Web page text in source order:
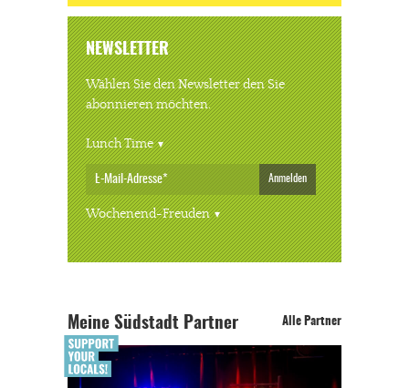
NEWSLETTER
Wählen Sie den Newsletter den Sie
abonnieren möchten.
Lunch Time
Anmelden
Wochenend-Freuden
Meine Südstadt Partner Alle Partner